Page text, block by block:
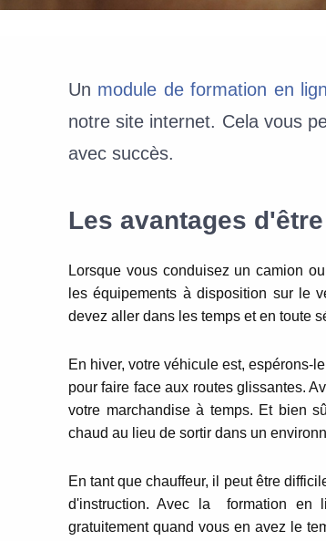
Un module de formation en
notre site internet. Cela vous
avec succès.
Les avantages
Lorsque vous conduisez un camion
les équipements à disposition sur le
devez aller dans les temps et en toute
En hiver, votre véhicule est, espérons-
pour faire face aux routes glissantes.
votre marchandise à temps. Et bien
chaud au lieu de sortir dans un
En tant que chauffeur, il peut être
d'instruction. Avec la formation en
gratuitement quand vous en avez le